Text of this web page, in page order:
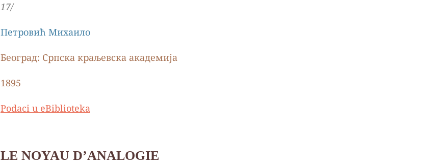
17/
Петровић Михаило
Београд: Српска краљевска академија
1895
Podaci u eBiblioteka
LE NOYAU D’ANALOGIE